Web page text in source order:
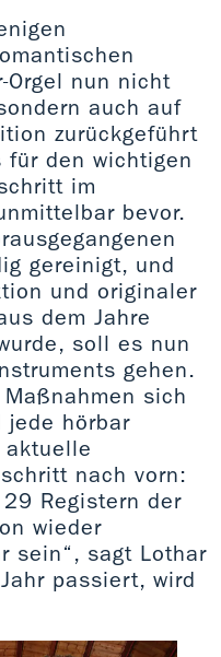
Orgel nun nicht
auch auf
zurückgeführt
für den wichtigen
im
bevor.
gereinigt, und
und originaler
dem Jahre
soll es nun
gehen.
sich
jede hörbar
nach vorn:
Registern der
wieder
sein“, sagt Lothar
passiert, wird